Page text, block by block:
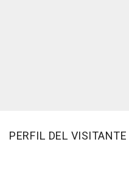
PERFIL DEL